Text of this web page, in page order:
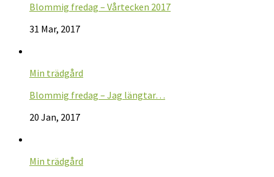
Blommig fredag – Vårtecken 2017
31 Mar, 2017
Min trädgård
Blommig fredag – Jag längtar…
20 Jan, 2017
Min trädgård